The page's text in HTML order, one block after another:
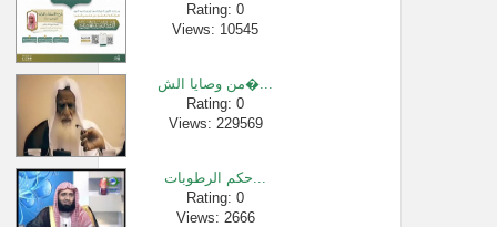
Rating: 0
Views: 10545
من وصايا الش�...
Rating: 0
Views: 229569
حكم الرطوبات...
Rating: 0
Views: 2666